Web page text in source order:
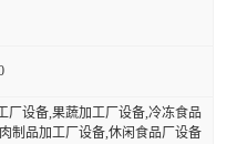
厂设备,果蔬加工厂设备,冷冻食品
制品加工厂设备,休闲食品厂设备